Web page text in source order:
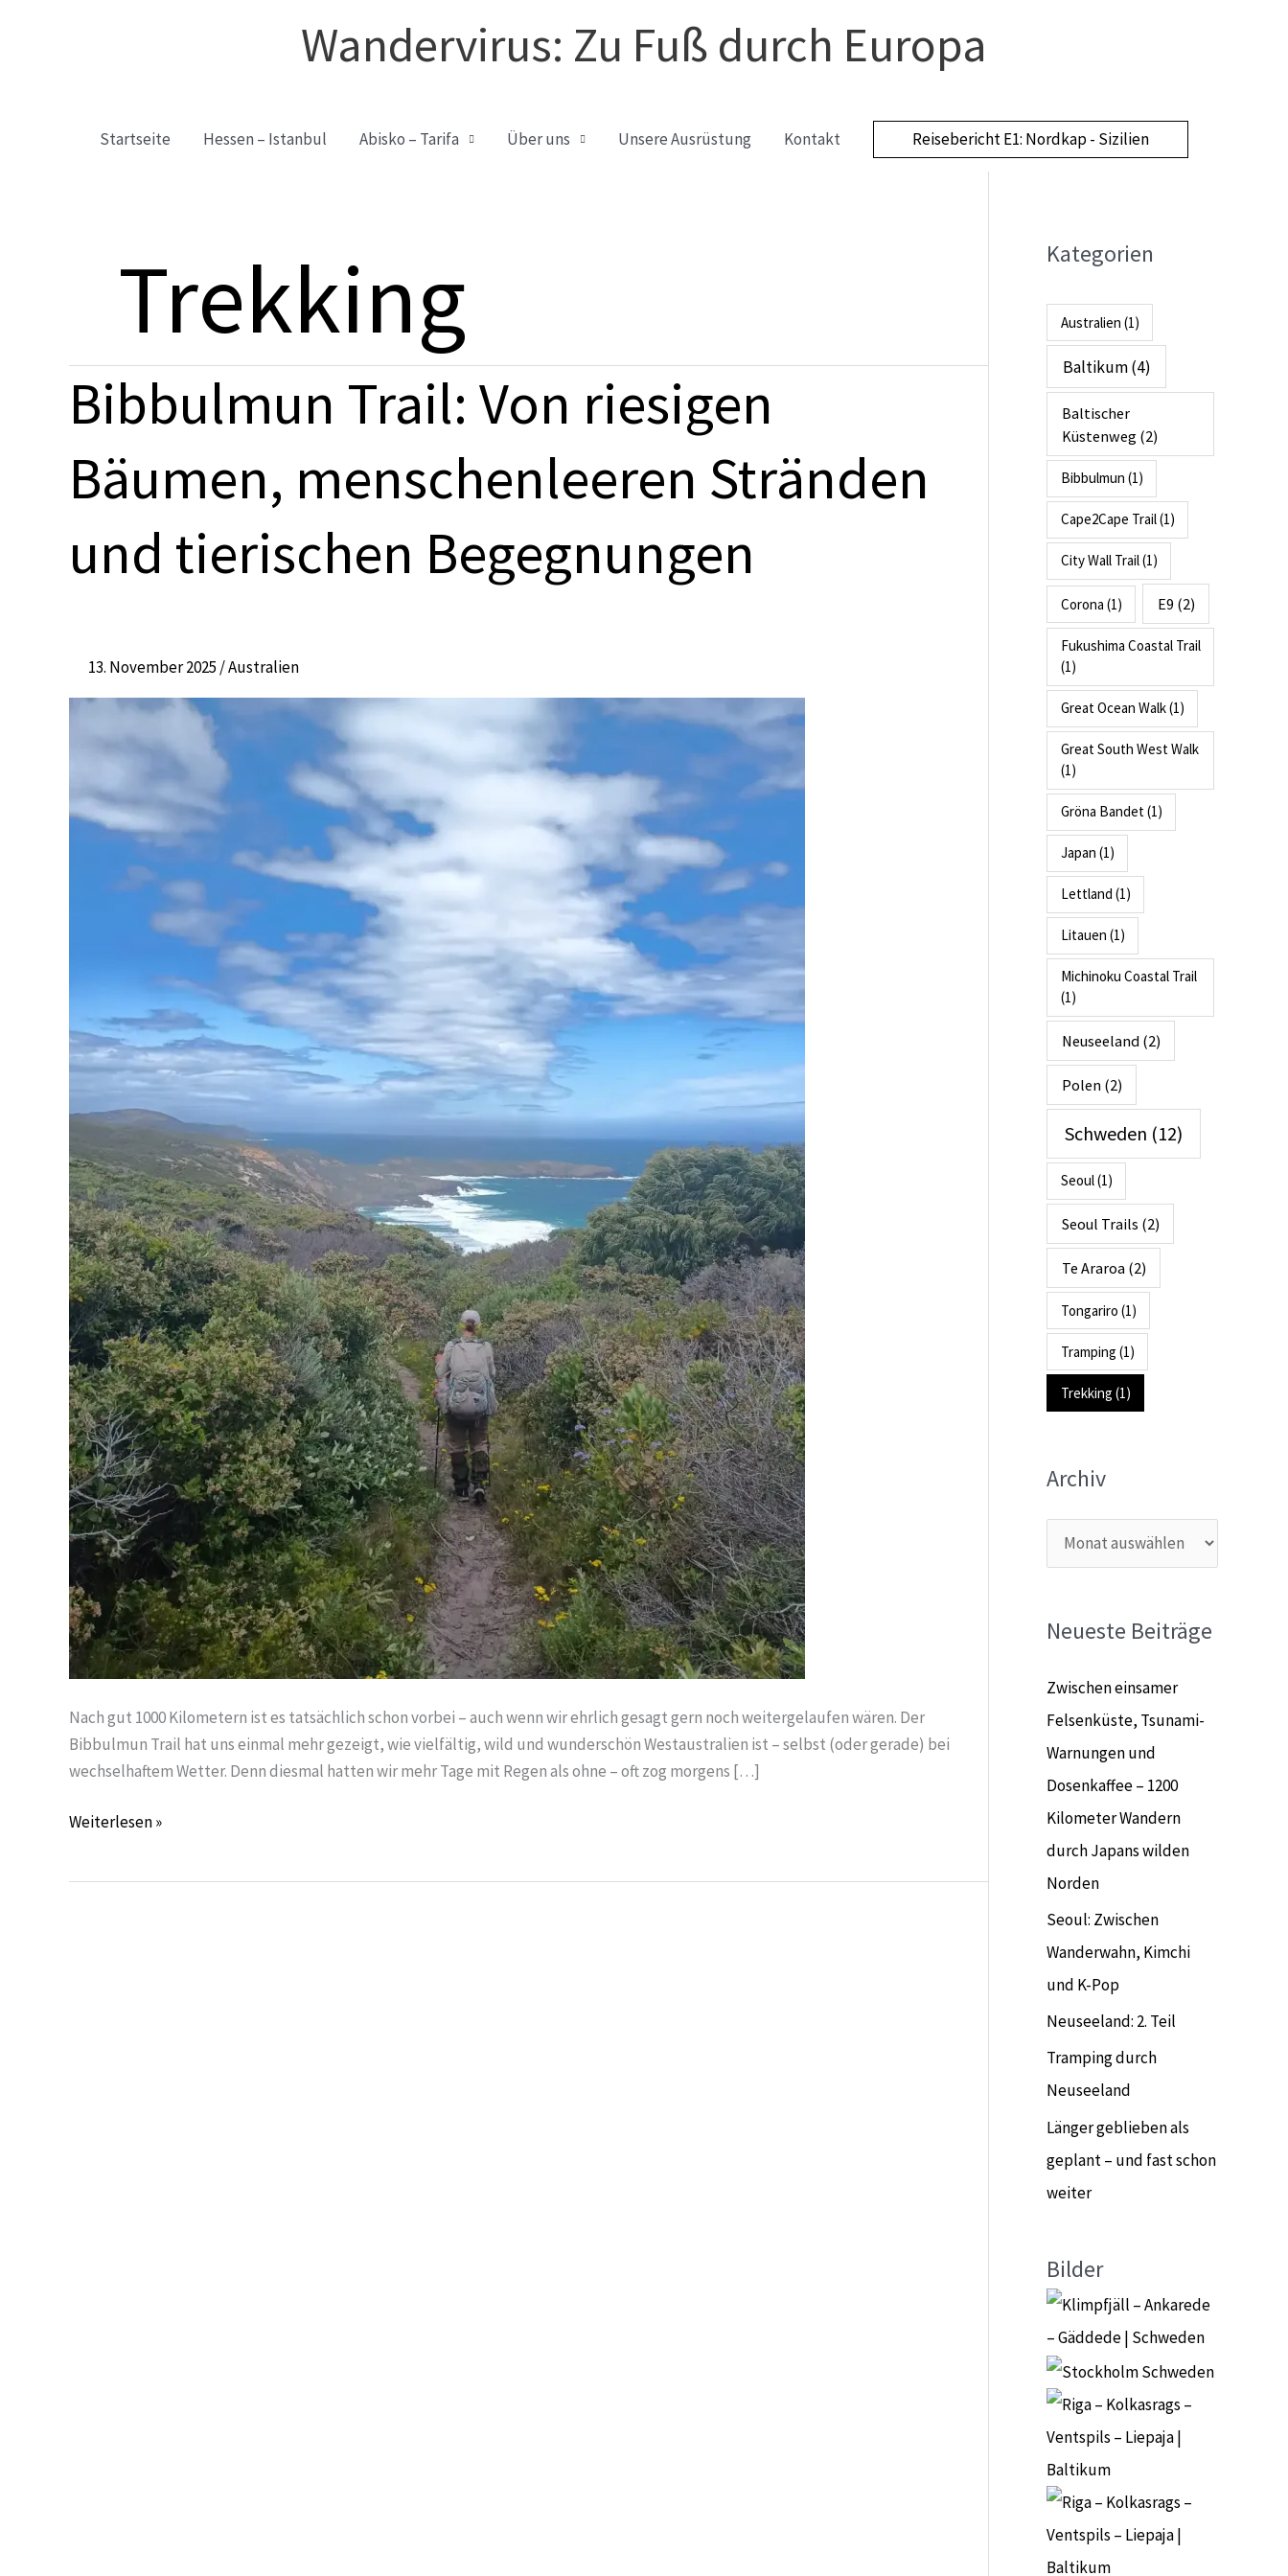
Wandervirus: Zu Fuß durch Europa
Startseite Hessen – Istanbul Abisko – Tarifa Über uns Unsere Ausrüstung Kontakt Reisebericht E1: Nordkap - Sizilien
Trekking
Bibbulmun Trail: Von riesigen
Bäumen, menschenleeren Stränden
und tierischen Begegnungen
13. November 2025 /Australien
Nach gut 1000 Kilometern ist es tatsächlich schon vorbei – auch wenn wir ehrlich gesagt gern noch weitergelaufen wären. Der
Bibbulmun Trail hat uns einmal mehr gezeigt, wie vielfältig, wild und wunderschön Westaustralien ist – selbst (oder gerade) bei
wechselhaftem Wetter. Denn diesmal hatten wir mehr Tage mit Regen als ohne – oft zog morgens […]
Bibbulmun
Trail:
riesigen
Bäumen,
Stränden
und
Weiterlesen »
Kategorien
Australien (1)
Baltikum(4)
Baltischer
Küstenweg(2)
Bibbulmun (1)
Cape2Cape Trail(1)
City Wall Trail(1)
Corona (1) E9 (2)
Fukushima Coastal Trail
(1)
Great Ocean Walk(1)
Great South West Walk
(1)
Gröna Bandet(1)
Japan (1)
Lettland (1)
Litauen (1)
Michinoku Coastal Trail
(1)
Neuseeland(2)
Polen(2)
Schweden (12)
Seoul(1)
Seoul Trails (2)
Te Araroa(2)
Tongariro (1)
Tramping (1)
Trekking (1)
Archiv
A
h
i
Neueste Beiträge
Zwischen einsamer
Felsenküste, Tsunami-
Warnungen und
Dosenkaffee – 1200
Kilometer Wandern
durch Japans wilden
Norden
Seoul: Zwischen
Wanderwahn, Kimchi
und K-Pop
Neuseeland: 2. Teil
Tramping durch
Neuseeland
Länger geblieben als
geplant – und fast schon
weiter
Bilder